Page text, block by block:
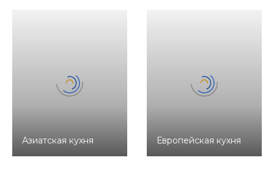
Азиатская кухня Европейская кухня